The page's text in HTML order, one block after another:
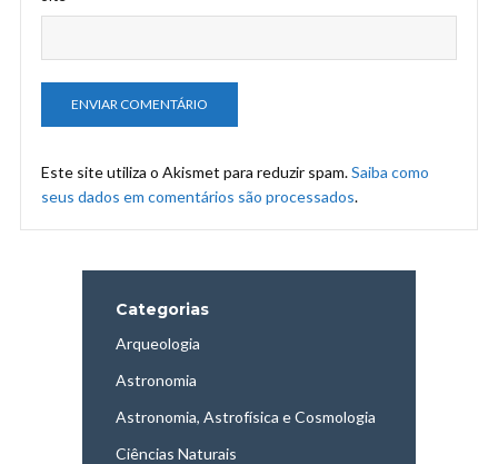
Este site utiliza o Akismet para reduzir spam.Saiba como
seus dados em comentários são processados.
Categorias
Arqueologia
Astronomia
Astronomia, Astrofísica e Cosmologia
Ciências Naturais